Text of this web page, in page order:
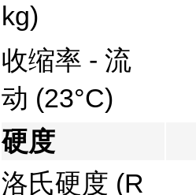
kg)
收缩率 - 流
动 (23°C)
硬度
洛氏硬度 (R